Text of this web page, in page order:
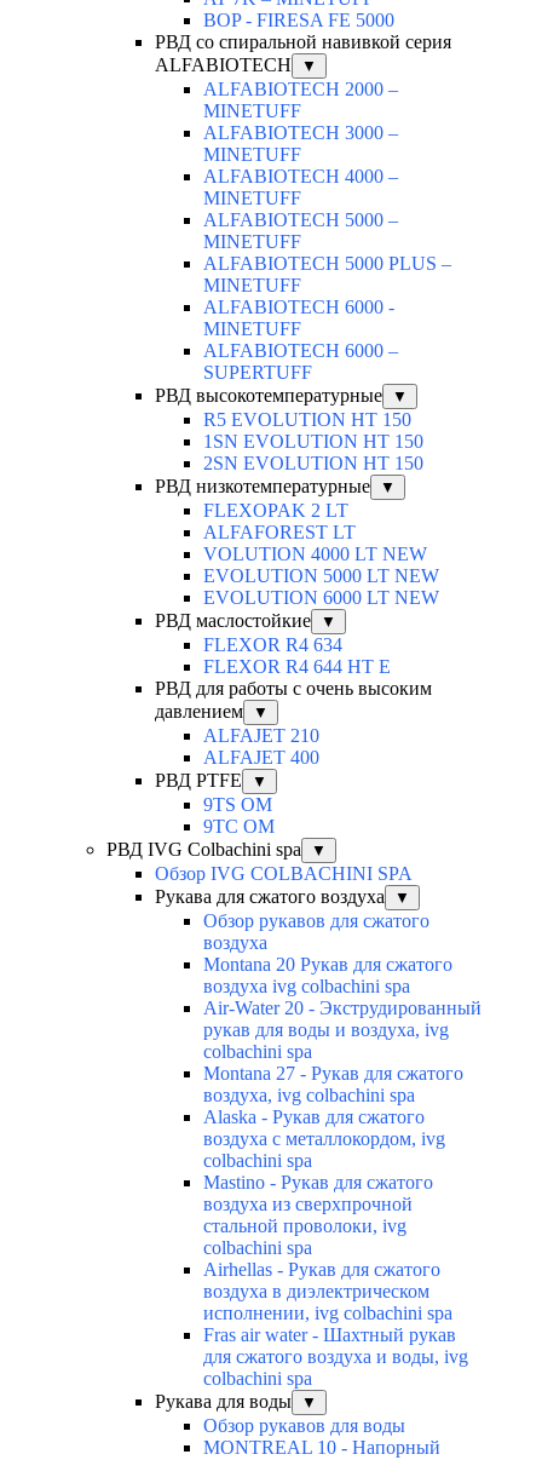
BOP - FIRESA FE 5000
РВД со спиральной навивкой серия
ALFABIOTECH
▼
ALFABIOTECH 2000 –
MINETUFF
ALFABIOTECH 3000 –
MINETUFF
ALFABIOTECH 4000 –
MINETUFF
ALFABIOTECH 5000 –
MINETUFF
ALFABIOTECH 5000 PLUS –
MINETUFF
ALFABIOTECH 6000 -
MINETUFF
ALFABIOTECH 6000 –
SUPERTUFF
РВД высокотемпературные
▼
R5 EVOLUTION HT 150
1SN EVOLUTION HT 150
2SN EVOLUTION HT 150
РВД низкотемпературные
▼
FLEXOPAK 2 LT
ALFAFOREST LT
VOLUTION 4000 LT NEW
EVOLUTION 5000 LT NEW
EVOLUTION 6000 LT NEW
РВД маслостойкие
▼
FLEXOR R4 634
FLEXOR R4 644 HT E
РВД для работы с очень высоким
давлением
▼
ALFAJET 210
ALFAJET 400
РВД PTFE
▼
9TS OM
9TC OM
РВД IVG Colbachini spa
▼
Обзор IVG COLBACHINI SPA
Рукава для сжатого воздуха
▼
Обзор рукавов для сжатого
воздуха
Montana 20 Рукав для сжатого
воздуха ivg colbachini spa
Air-Water 20 - Экструдированный
рукав для воды и воздуха, ivg
colbachini spa
Montana 27 - Рукав для сжатого
воздуха, ivg colbachini spa
Alaska - Рукав для сжатого
воздуха с металлокордом, ivg
colbachini spa
Mastino - Рукав для сжатого
воздуха из сверхпрочной
стальной проволоки, ivg
colbachini spa
Airhellas - Рукав для сжатого
воздуха в диэлектрическом
исполнении, ivg colbachini spa
Fras air water - Шахтный рукав
для сжатого воздуха и воды, ivg
colbachini spa
Рукава для воды
▼
Обзор рукавов для воды
MONTREAL 10 - Напорный